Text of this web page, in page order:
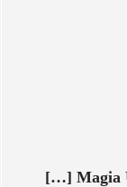
[…] Magia